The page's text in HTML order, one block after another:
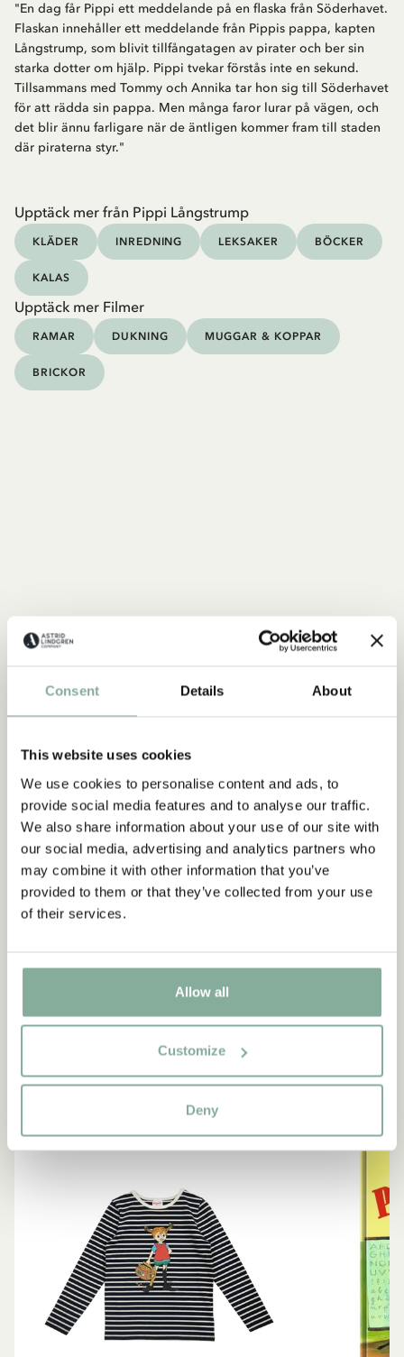
Consent Details About
This website uses cookies
We use cookies to personalise content and ads, to
provide social media features and to analyse our traffic.
We also share information about your use of our site with
our social media, advertising and analytics partners who
may combine it with other information that you’ve
provided to them or that they’ve collected from your use
of their services.
Allow all
Customize
Deny
"En dag får Pippi ett meddelande på en flaska från Söderhavet.
Flaskan innehåller ett meddelande från Pippis pappa, kapten
Långstrump, som blivit tillfångatagen av pirater och ber sin
starka dotter om hjälp. Pippi tvekar förstås inte en sekund.
Tillsammans med Tommy och Annika tar hon sig till Söderhavet
för att rädda sin pappa. Men många faror lurar på vägen, och
det blir ännu farligare när de äntligen kommer fram till staden
där piraterna styr."
Upptäck mer från Pippi Långstrump
KLÄDER INREDNING LEKSAKER BÖCKER
KALAS
Upptäck mer Filmer
RAMAR DUKNING MUGGAR & KOPPAR
BRICKOR
CITAT
“Den som är väldigt stark
måste också vara väldigt